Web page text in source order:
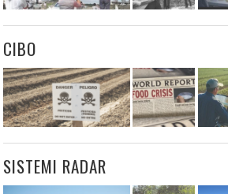
CIBO
SISTEMI RADAR